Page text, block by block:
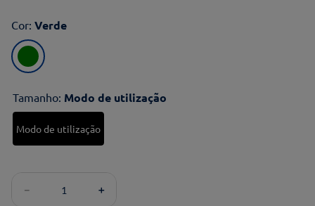
Cor: Verde
Tamanho: Modo de utilização
Modo de utilização
＋
－